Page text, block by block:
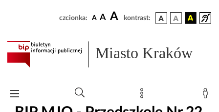
czcionka: A A A kontrast:
Miasto Kraków